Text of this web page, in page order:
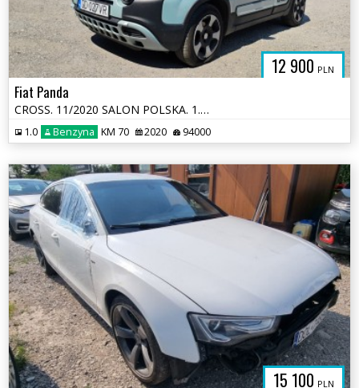
12 900 PLN
Fiat Panda
CROSS. 11/2020 SALON POLSKA. 1.0 HYBRID. Uszkodzony bok. Jeździ.
1.0 Benzyna KM 70 2020 94000
15 100 PLN